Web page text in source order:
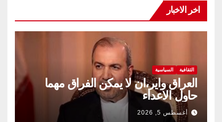
اخر الاخبار
الثقافية السياسية
العراق واير،ان لا يمكن الفراق مهما
حاول الاعداء
أغسطس 5, 2026